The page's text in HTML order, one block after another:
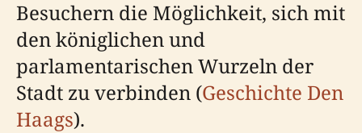
Besuchern die Möglichkeit, sich mit
den königlichen und
parlamentarischen Wurzeln der
Stadt zu verbinden (Geschichte Den
Haags).